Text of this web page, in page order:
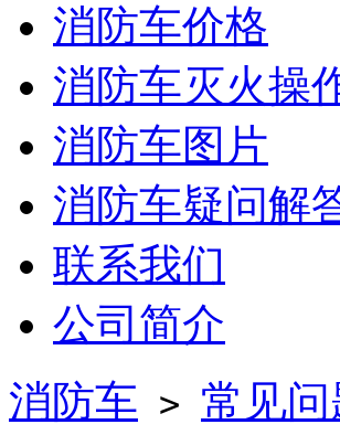
消防车价格
消防车灭火操
消防车图片
消防车疑问解
联系我们
公司简介
消防车 > 常见